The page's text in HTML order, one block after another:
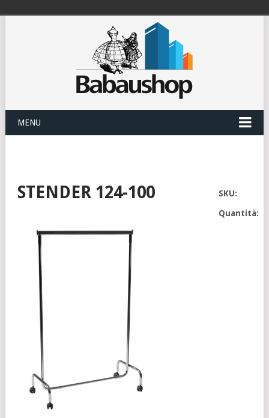
MENU
STENDER 124-100 SKU:
Quantità: